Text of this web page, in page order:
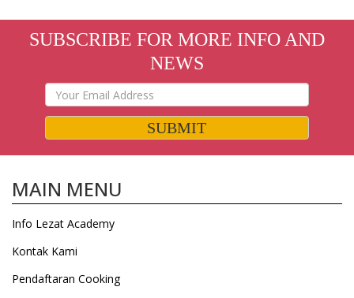
SUBSCRIBE FOR MORE INFO AND
NEWS
SUBMIT
MAIN MENU
Info Lezat Academy
Kontak Kami
Pendaftaran Cooking